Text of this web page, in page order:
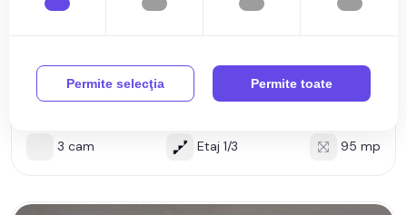
Apartament nou decomandat cu 3 camere de
vanzare in Sebes
3 cam Etaj 1/3 95 mp
Permite selecţia Permite toate